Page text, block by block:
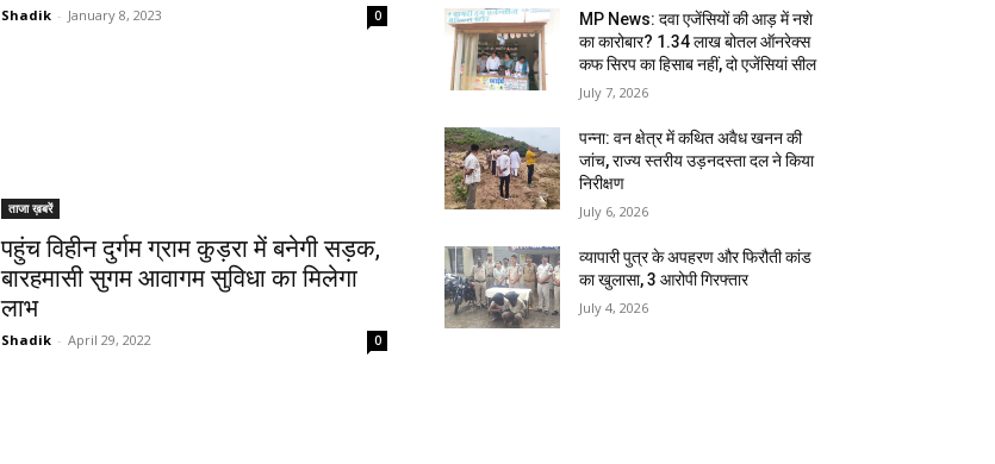
Shadik - January 8, 2023 0
ताजा ख़बरें
पहुंच विहीन दुर्गम ग्राम कुड़रा में बनेगी सड़क,
बारहमासी सुगम आवागम सुविधा का मिलेगा
लाभ
Shadik - April 29, 2022 0
MP News: दवा एजेंसियों की आड़ में नशे
का कारोबार? 1.34 लाख बोतल ऑनरेक्स
कफ सिरप का हिसाब नहीं, दो एजेंसियां सील
July 7, 2026
पन्ना: वन क्षेत्र में कथित अवैध खनन की
जांच, राज्य स्तरीय उड़नदस्ता दल ने किया
निरीक्षण
July 6, 2026
व्यापारी पुत्र के अपहरण और फिरौती कांड
का खुलासा, 3 आरोपी गिरफ्तार
July 4, 2026